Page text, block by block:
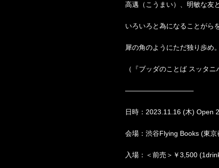
高邁（こうまい）、明敏な友
いろいろと為になることがら
犀の角のようにただ独り歩め
（『ブッダのことば スッタ
——————————
日時：2023.11.16 (木) Open
会場：渋谷Flying Books (東
入場：＜前売＞￥3,500